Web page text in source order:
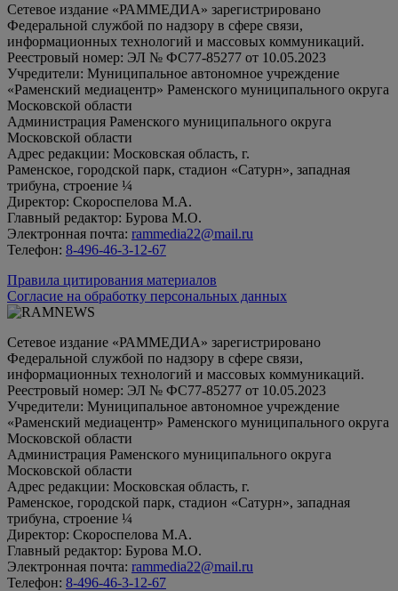
Сетевое издание «РАММЕДИА» зарегистрировано
Федеральной службой по надзору в сфере связи,
информационных технологий и массовых коммуникаций.
Реестровый номер: ЭЛ № ФС77-85277 от 10.05.2023
Учредители: Муниципальное автономное учреждение
«Раменский медиацентр» Раменского муниципального округа
Московской области
Администрация Раменского муниципального округа
Московской области
Адрес редакции: Московская область, г.
Раменское, городской парк, стадион «Сатурн», западная
трибуна, строение ¼
Директор: Скороспелова М.А.
Главный редактор: Бурова М.О.
Электронная почта: rammedia22@mail.ru
Телефон: 8-496-46-3-12-67
Правила цитирования материалов
Согласие на обработку персональных данных
Сетевое издание «РАММЕДИА» зарегистрировано
Федеральной службой по надзору в сфере связи,
информационных технологий и массовых коммуникаций.
Реестровый номер: ЭЛ № ФС77-85277 от 10.05.2023
Учредители: Муниципальное автономное учреждение
«Раменский медиацентр» Раменского муниципального округа
Московской области
Администрация Раменского муниципального округа
Московской области
Адрес редакции: Московская область, г.
Раменское, городской парк, стадион «Сатурн», западная
трибуна, строение ¼
Директор: Скороспелова М.А.
Главный редактор: Бурова М.О.
Электронная почта: rammedia22@mail.ru
Телефон: 8-496-46-3-12-67